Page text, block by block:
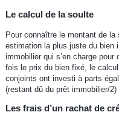
Le calcul de la soulte
Pour connaître le montant de
estimation la plus juste du bien
immobilier qui s’en charge pour
fois le prix du bien fixé, le
conjoints ont investi à parts
(restant dû du prêt immobilier/
Les frais d’un rachat de